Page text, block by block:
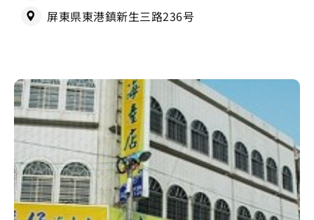
屏東県東港鎮新生三路236号